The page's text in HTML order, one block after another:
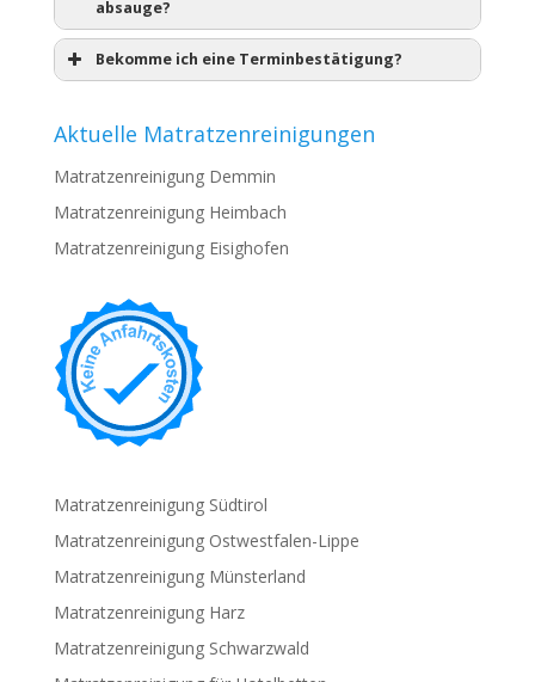
absauge?
Bekomme ich eine Terminbestätigung?
Aktuelle Matratzenreinigungen
Matratzenreinigung Demmin
Matratzenreinigung Heimbach
Matratzenreinigung Eisighofen
Matratzenreinigung Südtirol
Matratzenreinigung Ostwestfalen-Lippe
Matratzenreinigung Münsterland
Matratzenreinigung Harz
Matratzenreinigung Schwarzwald